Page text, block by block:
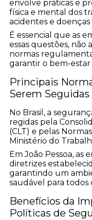
envolve práticas e
física e mental dos
acidentes e doenças
É essencial que as
essas questões, não
normas
garantir o bem-estar
Principais
Serem Seguidas
No Brasil, a
regidas pela
(CLT) e pelas
Ministério do
Em João Pessoa, as
diretrizes
garantindo um
saudável para todos
Benefícios da
Políticas de